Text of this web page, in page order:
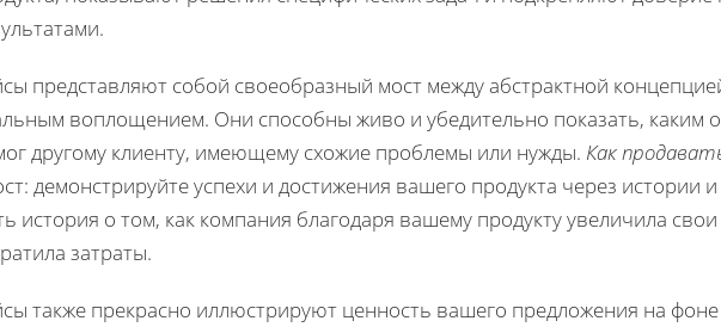
представляют собой своеобразный мост между абстрактной
воплощением. Они способны живо и убедительно показать, каким
другому клиенту, имеющему схожие проблемы или нужды. Как
демонстрируйте успехи и достижения вашего продукта через истории
история о том, как компания благодаря вашему продукту увеличила
затраты.
также прекрасно иллюстрируют ценность вашего предложения на фоне